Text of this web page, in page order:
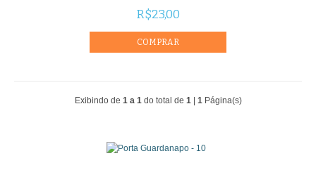
R$23,00
Exibindo de 1 a 1do total de 1| 1Página(s)